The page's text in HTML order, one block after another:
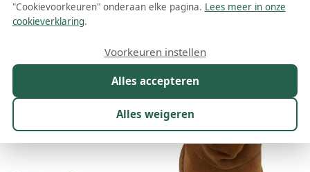
Meer lezen
Kleur 1
201 resultaten:
"Cookievoorkeuren" onderaan elke pagina. Lees meer in onze
cookieverklaring.
Alles accepteren
Alles weigeren
Voorkeuren instellen